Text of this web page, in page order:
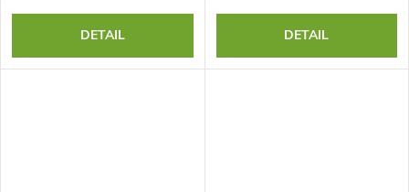
DETAIL DETAIL